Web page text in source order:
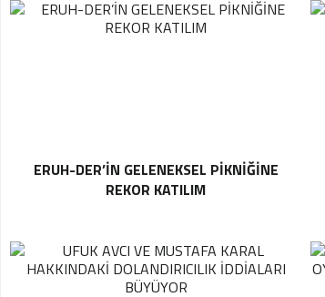
ERUH-DER’IN GELENEKSEL PIKNIĞINE
REKOR KATILIM